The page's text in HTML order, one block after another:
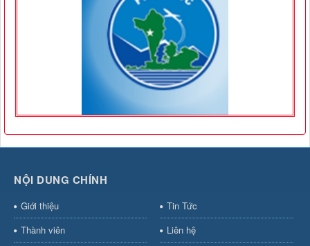
NỘI DUNG CHÍNH
Giới thiệu
Tin Tức
Thành viên
Liên hệ